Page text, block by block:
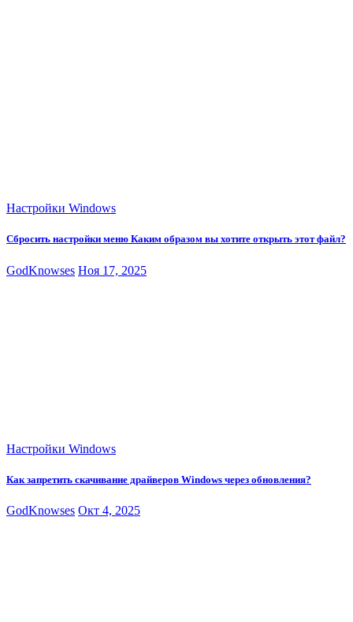
Настройки Windows
Сбросить настройки меню Каким образом вы хотите открыть этот файл?
GodKnowses Ноя 17, 2025
Настройки Windows
Как запретить скачивание драйверов Windows через обновления?
GodKnowses Окт 4, 2025